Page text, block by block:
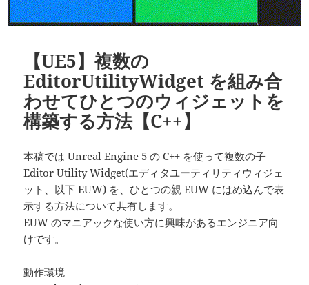
【UE5】複数の
EditorUtilityWidget を組み合
わせてひとつのウィジェットを
構築する方法【C++】
本稿では Unreal Engine 5 の C++ を使って複数の子
Editor Utility Widget(エディタユーティリティウィジェ
ット、以下 EUW) を、ひとつの親 EUW にはめ込んで表
示する方法について共有します。
EUW のマニアックな使い方に興味があるエンジニア向
けです。
動作環境